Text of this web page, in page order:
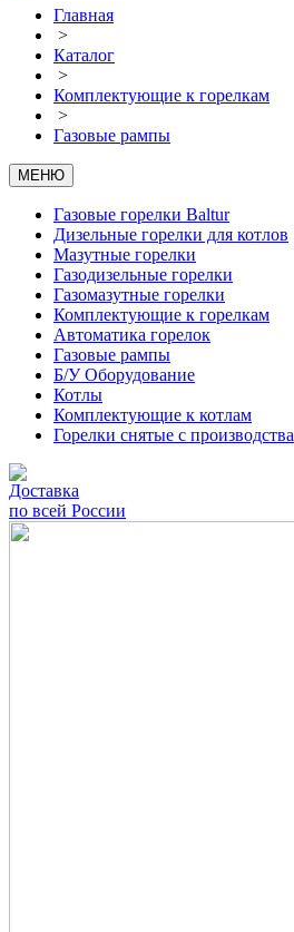
Главная
>
Каталог
>
Комплектующие к горелкам
>
Газовые рампы
МЕНЮ
Газовые горелки Baltur
Дизельные горелки для котлов
Мазутные горелки
Газодизельные горелки
Газомазутные горелки
Комплектующие к горелкам
Автоматика горелок
Газовые рампы
Б/У Оборудование
Котлы
Комплектующие к котлам
Горелки снятые с производства
Доставка
по всей России